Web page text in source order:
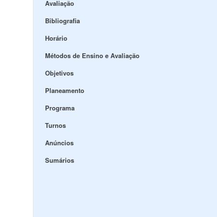
Avaliação
Bibliografia
Horário
Métodos de Ensino e Avaliação
Objetivos
Planeamento
Programa
Turnos
Anúncios
Sumários